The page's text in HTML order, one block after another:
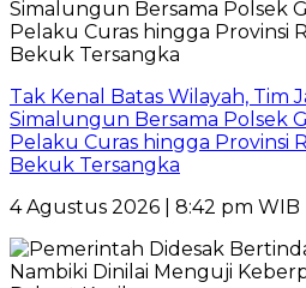
Tak Kenal Batas Wilayah, Tim
Simalungun Bersama Polsek
Pelaku Curas hingga Provinsi
Bekuk Tersangka
4 Agustus 2026 | 8:42 pm WIB